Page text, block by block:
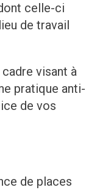
celle-ci
de travail
visant à
pratique anti-
de vos
de places